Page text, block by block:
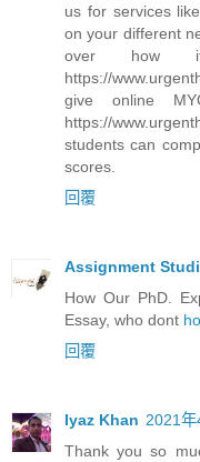
us for services
on your different
over
https://
give online
https://
students can
scores.
回覆
Assignment
How Our PhD.
Essay, who dont
回覆
Iyaz Khan 2021
Thank you so